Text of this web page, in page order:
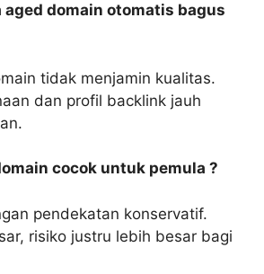
aged domain otomatis bagus
tidak menjamin kualitas.
dan profil backlink jauh
cocok untuk pemula ?
pendekatan konservatif.
risiko justru lebih besar bagi